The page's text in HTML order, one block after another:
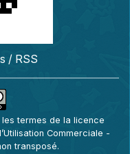
/ RSS
termes de la licence
Commerciale -
transposé.